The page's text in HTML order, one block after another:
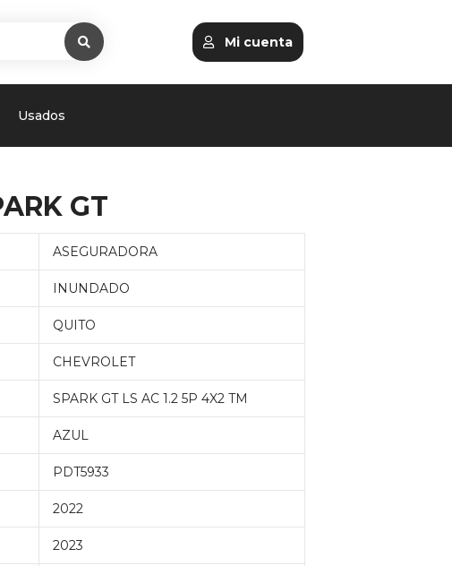
Mi cuenta
Usados
GT
ASEGURADORA
INUNDADO
QUITO
CHEVROLET
SPARK GT LS AC 1.2 5P 4X2 TM
AZUL
PDT5933
2022
2023